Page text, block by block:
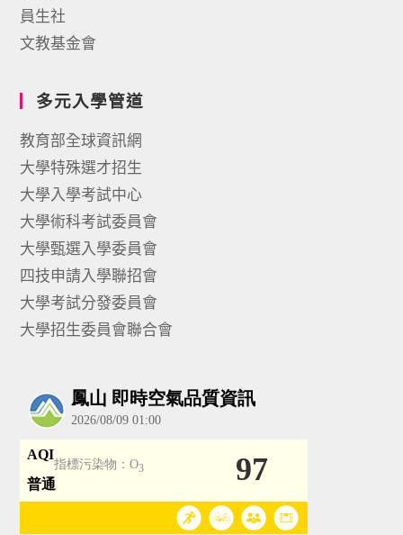
員生社
文教基金會
多元入學管道
教育部全球資訊網
大學特殊選才招生
大學入學考試中心
大學術科考試委員會
大學甄選入學委員會
四技申請入學聯招會
大學考試分發委員會
大學招生委員會聯合會